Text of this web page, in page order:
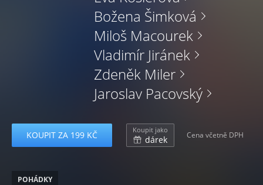
Božena Šimková
Miloš Macourek
Vladimír Jiránek
Zdeněk Miler
Jaroslav Pacovský
KOUPIT ZA 199 KČ Koupit jako
dárek Cena včetně DPH
POHÁDKY